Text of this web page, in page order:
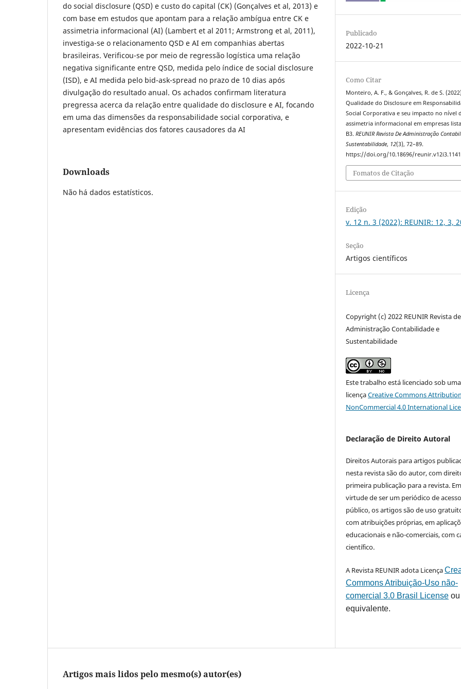
do social disclosure (QSD) e custo do capital (CK) (Gonçalves et al, 2013) e
com base em estudos que apontam para a relação ambígua entre CK e
assimetria informacional (AI) (Lambert et al 2011; Armstrong et al, 2011),
investiga-se o relacionamento QSD e AI em companhias abertas
brasileiras. Verificou-se por meio de regressão logística uma relação
negativa significante entre QSD, medida pelo índice de social disclosure
(ISD), e AI medida pelo bid-ask-spread no prazo de 10 dias após
divulgação do resultado anual. Os achados confirmam literatura
pregressa acerca da relação entre qualidade do disclosure e AI, focando
em uma das dimensões da responsabilidade social corporativa, e
apresentam evidências dos fatores causadores da AI
Downloads
Não há dados estatísticos.
Publicado
2022-10-21
Como Citar
Monteiro, A. F., & Gonçalves, R. de S.
Qualidade do Disclosure em
Social Corporativa e seu impacto no nível
assimetria informacional em empresas
B3.REUNIR Revista De Administração
Sustentabilidade, 12(3), 72–89.
https://doi.org/10.18696/reunir.v12i3.1141
Fomatos de Citação
Edição
v. 12 n. 3 (2022): REUNIR: 12, 3,
Seção
Artigos científicos
Licença
Copyright (c) 2022 REUNIR Revista de
Administração Contabilidade e
Sustentabilidade
Este trabalho está licenciado sob uma
licençaCreative Commons
NonCommercial 4.0 International
Declaração de Direito Autoral
Direitos Autorais para artigos
nesta revista são do autor, com
primeira publicação para a revista. Em
virtude de ser um periódico de acesso
público, os artigos são de uso
com atribuições próprias, em
educacionais e não-comerciais, com
científico.
A Revista REUNIR adota Licença
Commons Atribuição-Uso não-
comercial 3.0 Brasil License
equivalente.
Artigos mais lidos pelo mesmo(s) autor(es)